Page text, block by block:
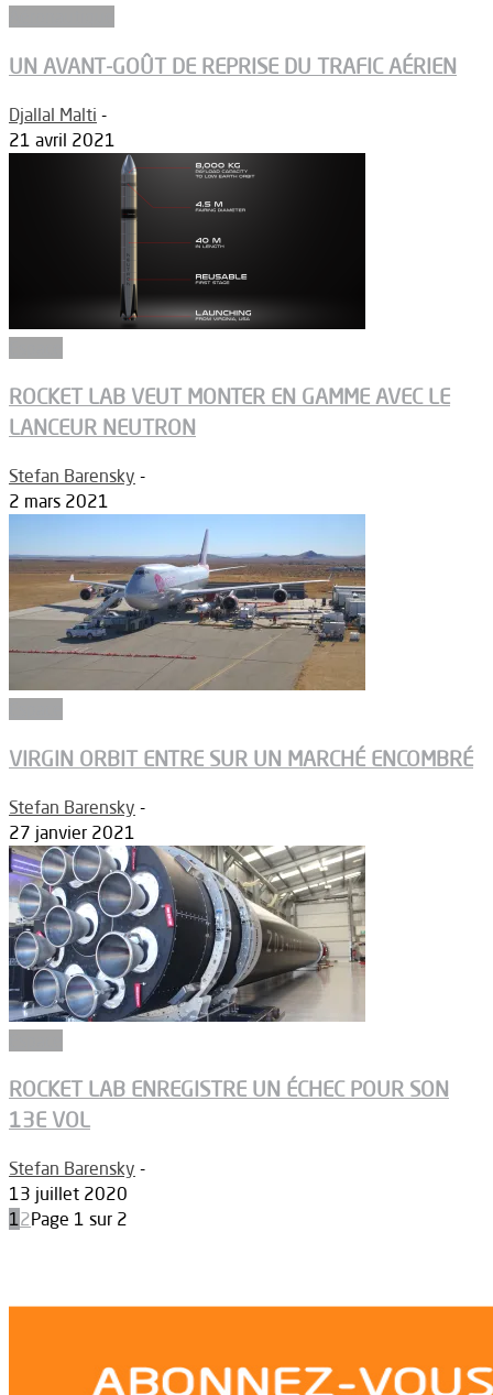
UN AVANT-GOÛT DE REPRISE DU TRAFIC AÉRIEN
Djallal Malti -
21 avril 2021
ROCKET LAB VEUT MONTER EN GAMME AVEC LE
LANCEUR NEUTRON
Stefan Barensky -
2 mars 2021
VIRGIN ORBIT ENTRE SUR UN MARCHÉ ENCOMBRÉ
Stefan Barensky -
27 janvier 2021
ROCKET LAB ENREGISTRE UN ÉCHEC POUR SON
13E VOL
Stefan Barensky -
13 juillet 2020
12Page 1 sur 2